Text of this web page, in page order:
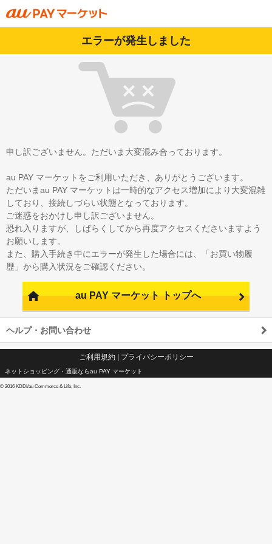
エラーが発生しました
申し訳ございません。ただいま大変混み合っております。
au PAY マーケットをご利用いただき、ありがとうございます。
ただいまau PAY マーケットは一時的なアクセス増加により大変混雑
しており、接続しづらい状態となっております。
ご迷惑をおかけし申し訳ございません。
恐れ入りますが、しばらくしてから再度アクセスくださいますよう
お願いします。
また、購入手続き中にエラーが発生した場合には、「お買い物履
歴」から購入状況をご確認ください。
au PAY マーケット トップへ
ヘルプ・お問い合わせ
ご利用規約| プライバシーポリシー
ネットショッピング・通販ならau PAY マーケット
© 2016 KDDI/au Commerce & Life, Inc.